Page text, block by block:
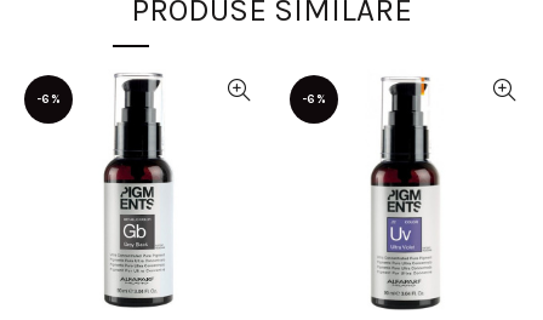
PRODUSE SIMILARE
-6% -6%